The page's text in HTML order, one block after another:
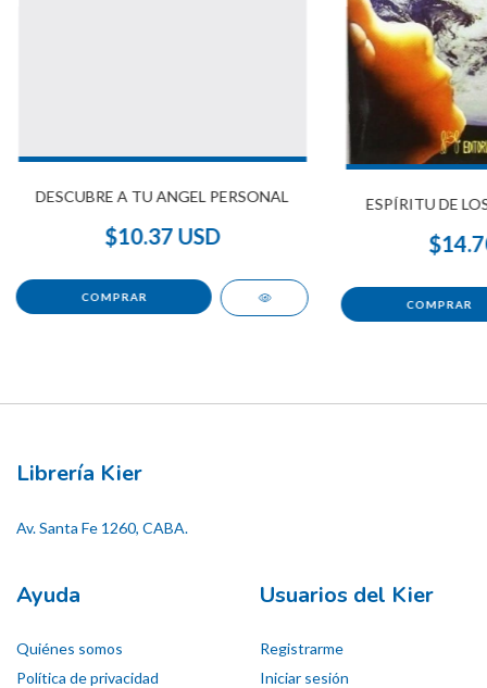
DESCUBRE A TU ANGEL PERSONAL
$10.37 USD
ESPÍRITU DE
Librería Kier
Av. Santa Fe 1260, CABA.
Ayuda
Quiénes somos
Política de privacidad
Usuarios del Kier
Registrarme
Iniciar sesión